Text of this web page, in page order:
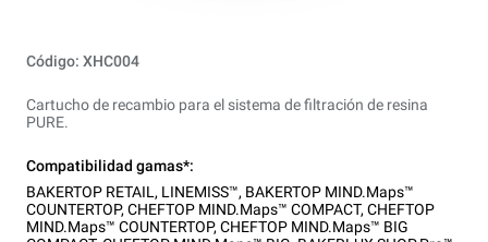
Código: XHC004
Cartucho de recambio para el sistema de filtración de resina
PURE.
Compatibilidad gamas*:
BAKERTOP RETAIL , LINEMISS™, BAKERTOP MIND.Maps™
COUNTERTOP, CHEFTOP MIND.Maps™ COMPACT, CHEFTOP
MIND.Maps™ COUNTERTOP, CHEFTOP MIND.Maps™ BIG